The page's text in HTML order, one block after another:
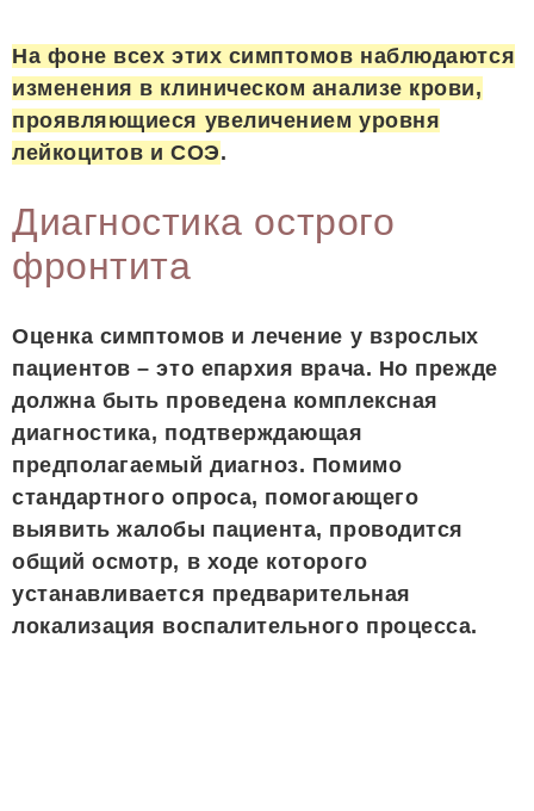
На фоне всех этих симптомов наблюдаются
изменения в клиническом анализе крови,
проявляющиеся увеличением уровня
лейкоцитов и СОЭ.
Диагностика острого
фронтита
Оценка симптомов и лечение у взрослых
пациентов – это епархия врача. Но прежде
должна быть проведена комплексная
диагностика, подтверждающая
предполагаемый диагноз. Помимо
стандартного опроса, помогающего
выявить жалобы пациента, проводится
общий осмотр, в ходе которого
устанавливается предварительная
локализация воспалительного процесса.